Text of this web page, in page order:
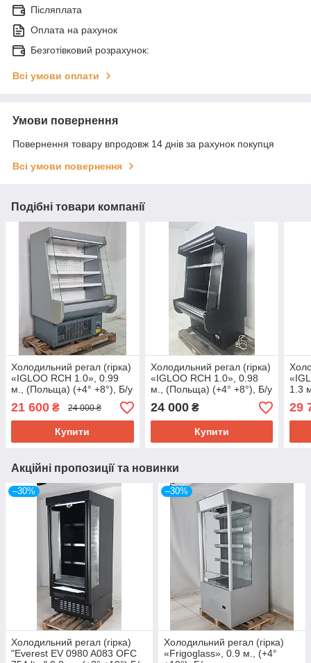
Післяплата
Оплата на рахунок
Безготівковий розрахунок:
Всі умови оплати
Умови повернення
Повернення товару впродовж 14 днів за рахунок покупця
Всі умови повернення
Подібні товари компанії
Холодильний регал (гірка)
«IGLOO RCH 1.0», 0.99
м., (Польща) (+4° +8°), Б/у
21 600 ₴ 24 000 ₴
Купити
Холодильний регал (гірка)
«IGLOO RCH 1.0», 0.98
м., (Польща) (+4° +8°), Б/у
24 000₴
Купити
1.3
29
Акційні пропозиції та новинки
–30%
Холодильний регал (гірка)
"Everest EV 0980 A083 OFC
–30%
Холодильний регал (гірка)
«Frigoglass», 0.9 м., (+4°